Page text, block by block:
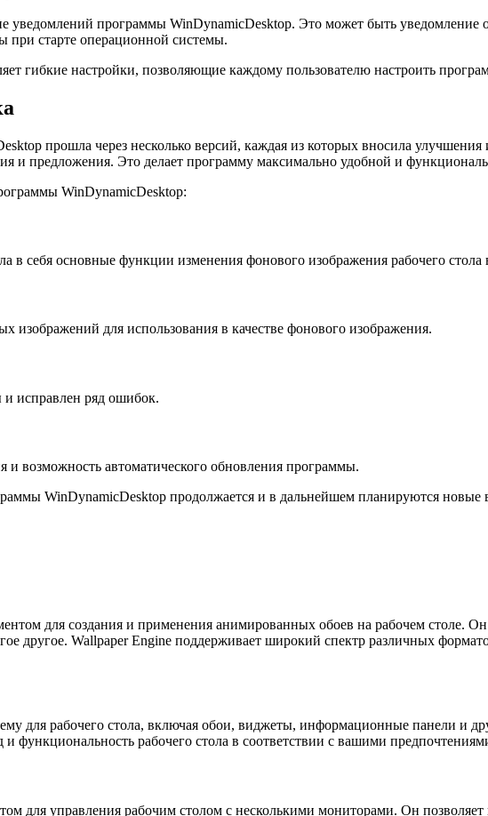
уведомлений программы WinDynamicDesktop. Это может быть
при старте операционной системы.
гибкие настройки, позволяющие каждому пользователю настроить
прошла через несколько версий, каждая из которых вносила
и предложения. Это делает программу максимально удобной и
WinDynamicDesktop:
в себя основные функции изменения фонового изображения рабочего стола
изображений для использования в качестве фонового изображения.
исправлен ряд ошибок.
возможность автоматического обновления программы.
WinDynamicDesktop продолжается и в дальнейшем планируются
для создания и применения анимированных обоев на рабочем столе.
другое. Wallpaper Engine поддерживает широкий спектр различных
для рабочего стола, включая обои, виджеты, информационные панели и
функциональность рабочего стола в соответствии с вашими
для управления рабочим столом с несколькими мониторами. Он